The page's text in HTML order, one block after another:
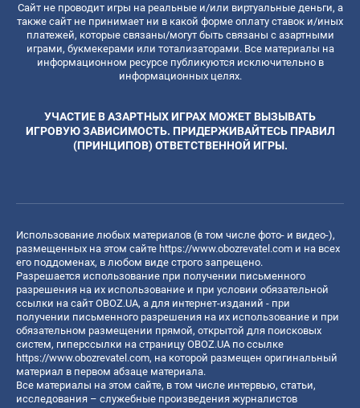
Сайт не проводит игры на реальные и/или виртуальные деньги, а
также сайт не принимает ни в какой форме оплату ставок и/иных
платежей, которые связаны/могут быть связаны с азартными
играми, букмекерами или тотализаторами. Все материалы на
информационном ресурсе публикуются исключительно в
информационных целях.
УЧАСТИЕ В АЗАРТНЫХ ИГРАХ МОЖЕТ ВЫЗЫВАТЬ
ИГРОВУЮ ЗАВИСИМОСТЬ. ПРИДЕРЖИВАЙТЕСЬ ПРАВИЛ
(ПРИНЦИПОВ) ОТВЕТСТВЕННОЙ ИГРЫ.
Использование любых материалов (в том числе фото- и видео-),
размещенных на этом сайте https://www.obozrevatel.com и на всех
его поддоменах, в любом виде строго запрещено.
Разрешается использование при получении письменного
разрешения на их использование и при условии обязательной
ссылки на сайт OBOZ.UA, а для интернет-изданий - при
получении письменного разрешения на их использование и при
обязательном размещении прямой, открытой для поисковых
систем, гиперссылки на страницу OBOZ.UA по ссылке
https://www.obozrevatel.com, на которой размещен оригинальный
материал в первом абзаце материала.
Все материалы на этом сайте, в том числе интервью, статьи,
исследования – служебные произведения журналистов